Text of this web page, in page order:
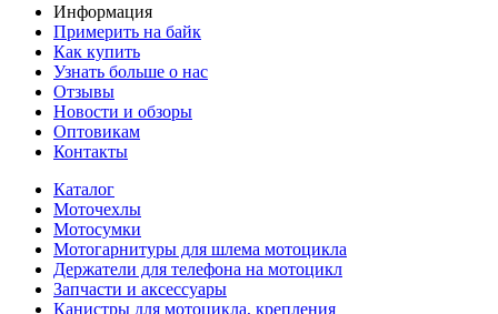
Информация
Примерить на байк
Как купить
Узнать больше о нас
Отзывы
Новости и обзоры
Оптовикам
Контакты
Каталог
Моточехлы
Мотосумки
Мотогарнитуры для шлема мотоцикла
Держатели для телефона на мотоцикл
Запчасти и аксессуары
Канистры для мотоцикла, крепления